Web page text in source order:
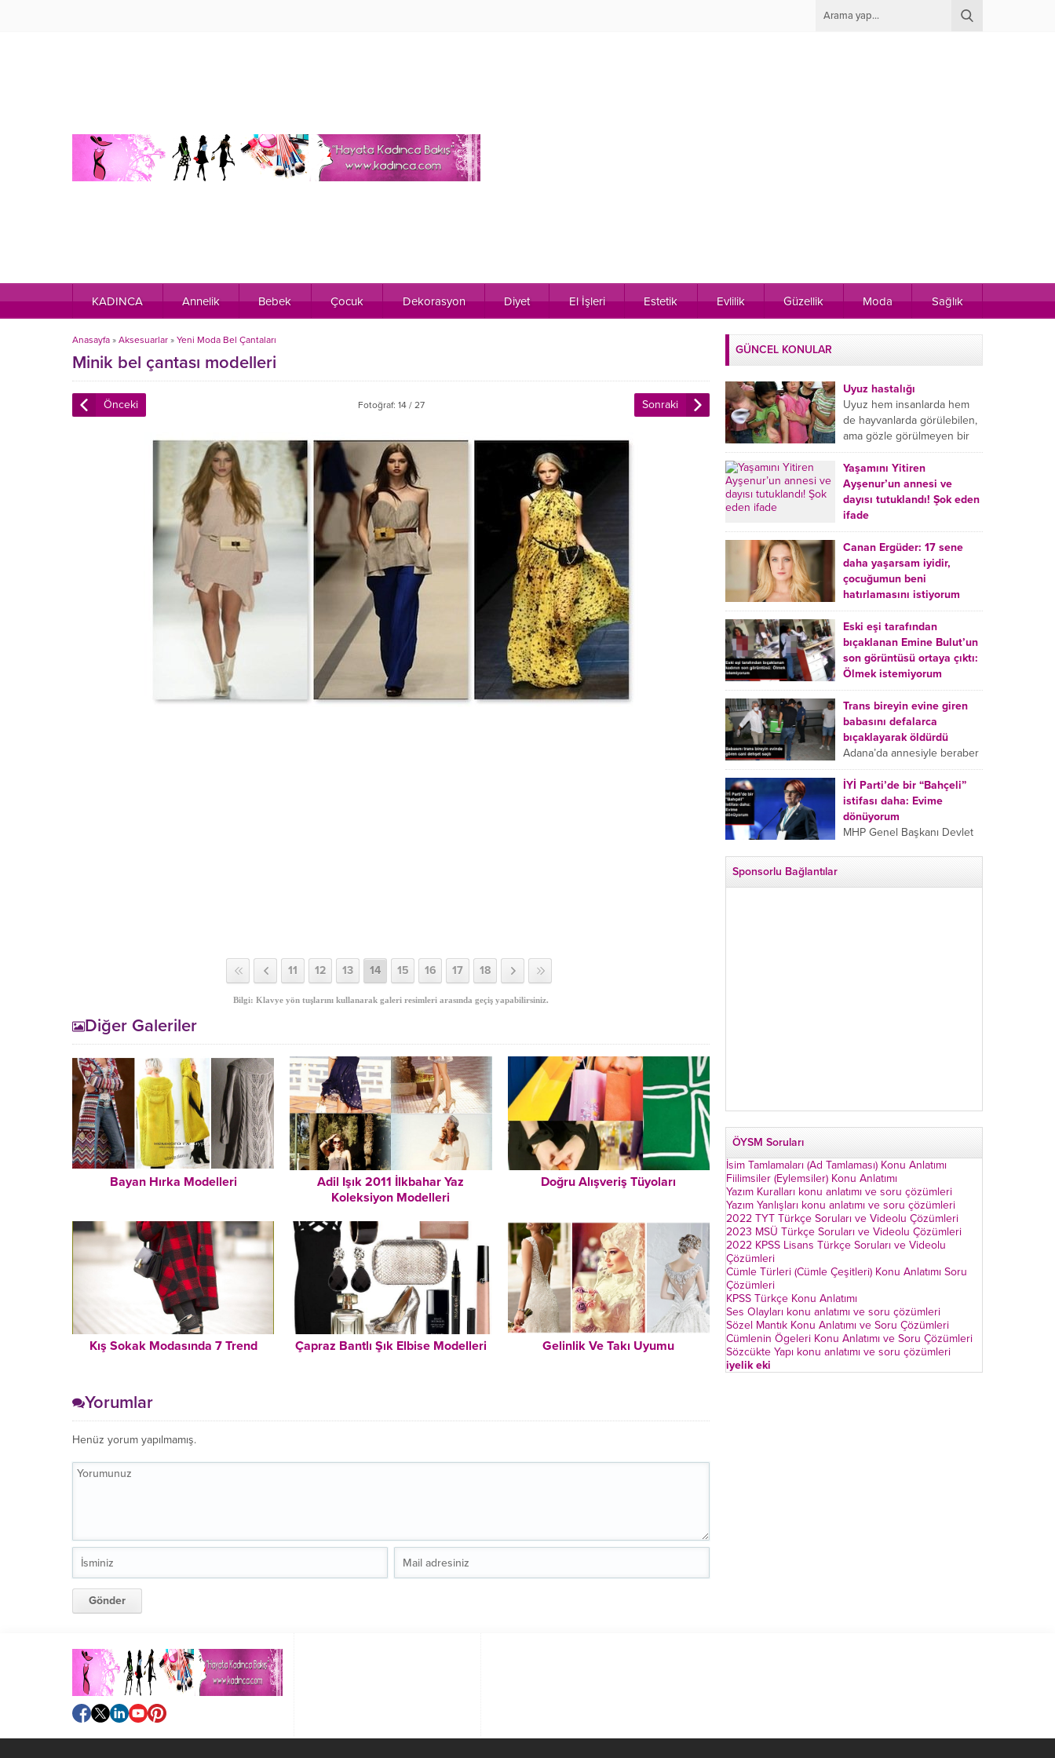
KADINCA Annelik Bebek Çocuk Dekorasyon Diyet El İşleri Estetik Evlilik Güzellik Moda Sağlık
Anasayfa » Aksesuarlar » Yeni Moda Bel Çantaları
Minik bel çantası modelleri
Önceki Fotoğraf: 14 / 27 Sonraki
11 12 13 14 15 16 17 18
Bilgi: Klavye yön tuşlarını kullanarak galeri resimleri arasında geçiş yapabilirsiniz.
Diğer Galeriler
Bayan Hırka Modelleri
Adil Işık 2011 İlkbahar Yaz
Koleksiyon Modelleri
Doğru Alışveriş Tüyoları
Kış Sokak Modasında 7 Trend Çapraz Bantlı Şık Elbise Modelleri Gelinlik Ve Takı Uyumu
Yorumlar
Henüz yorum yapılmamış.
GÜNCEL KONULAR
Uyuz hastalığı
Uyuz hem insanlarda hem
de hayvanlarda görülebilen,
ama gözle görülmeyen bir
tür mikroplu böcek
hastalığıdır. Uyuz hastalığı
(Urticaria), deride veya...
Yaşamını Yitiren
Ayşenur’un annesi ve
dayısı tutuklandı! Şok eden
ifade
Burdur’da yatağında ölü
bulunan Ayşenur Kazık’ın (2)
annesi Kader Karadeniz (23)
ile dayısı Hızır Tunç
Çetinkaya (19) tutuklandı.
Çetinkaya, ifadesinde...
Canan Ergüder: 17 sene
daha yaşarsam iyidir,
çocuğumun beni
hatırlamasını istiyorum
Kanser tedavisi gören ünlü
oyuncu Canan Ergüder,
hastalık sürecini anlattı:
Meme kanserine yakalanan
ünlü oyuncu Canan Ergüder
aklıma ilk ölümün...
Eski eşi tarafından
bıçaklanan Emine Bulut’un
son görüntüsü ortaya çıktı:
Ölmek istemiyorum
Kırıkkale’de eski eşi
tarafından boğazından
bıçaklanan Emine Bulut’un
“Ben ölmek istemiyorum”
demesi ve yanında bulunan
10 yaşındaki kızının “Anne
lütfen...
Trans bireyin evine giren
babasını defalarca
bıçaklayarak öldürdü
Adana’da annesiyle beraber
takip ettiği babasının trans
bireyin evine girdiği gören
cani, babasını vücudunun
çeşitli yerlerinden
bıçaklayarak öldürdü.
İYİ Parti’de bir “Bahçeli”
istifası daha: Evime
dönüyorum
MHP Genel Başkanı Devlet
Sponsorlu Bağlantılar
ÖYSM Soruları
İsim Tamlamaları (Ad Tamlaması) Konu Anlatımı
Fiilimsiler (Eylemsiler) Konu Anlatımı
Yazım Kuralları konu anlatımı ve soru çözümleri
Yazım Yanlışları konu anlatımı ve soru çözümleri
2022 TYT Türkçe Soruları ve Videolu Çözümleri
2023 MSÜ Türkçe Soruları ve Videolu Çözümleri
2022 KPSS Lisans Türkçe Soruları ve Videolu
Çözümleri
Cümle Türleri (Cümle Çeşitleri) Konu Anlatımı Soru
Çözümleri
KPSS Türkçe Konu Anlatımı
Ses Olayları konu anlatımı ve soru çözümleri
Sözel Mantık Konu Anlatımı ve Soru Çözümleri
Cümlenin Ögeleri Konu Anlatımı ve Soru Çözümleri
Sözcükte Yapı konu anlatımı ve soru çözümleri
iyelik eki